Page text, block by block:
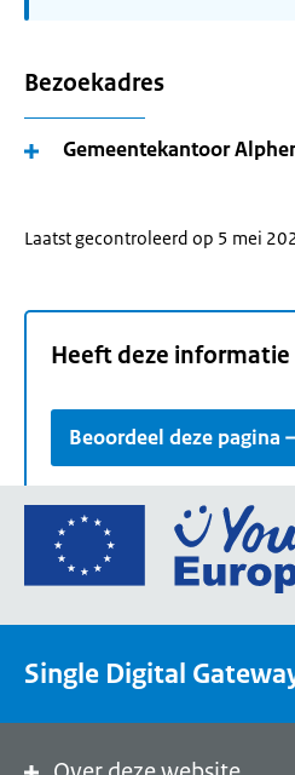
Bezoekadres
Gemeentekantoor
Laatst gecontroleerd op 5 mei
Heeft deze informatie
Beoordeel deze pagina
Single Digital